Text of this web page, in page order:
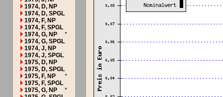
1974, D, NP
1974, D, SPGL
1974, F, NP
1974, F, SPGL
1974, G, NP
*
1974, G, SPGL
1974, J, NP
1974, J, SPGL
1975, D, NP
1975, D, SPGL
1975, F, NP
*
1975, F, SPGL
1975, G, NP
*